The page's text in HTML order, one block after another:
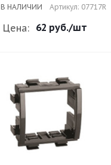
В НАЛИЧИИ Артикул: 07717R
Цена: 62 руб./шт